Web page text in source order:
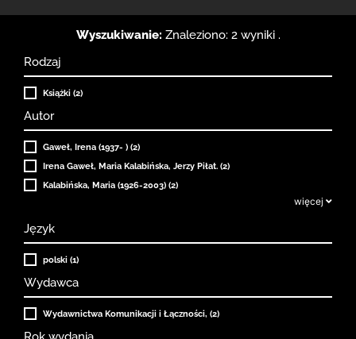
Wyszukiwanie: Znaleziono: 2 wyniki .
Rodzaj
Książki (2)
Autor
Gaweł, Irena (1937- ) (2)
Irena Gaweł, Maria Kalabińska, Jerzy Piłat. (2)
Kalabińska, Maria (1926-2003) (2)
więcej
Język
polski (1)
Wydawca
Wydawnictwa Komunikacji i Łączności, (2)